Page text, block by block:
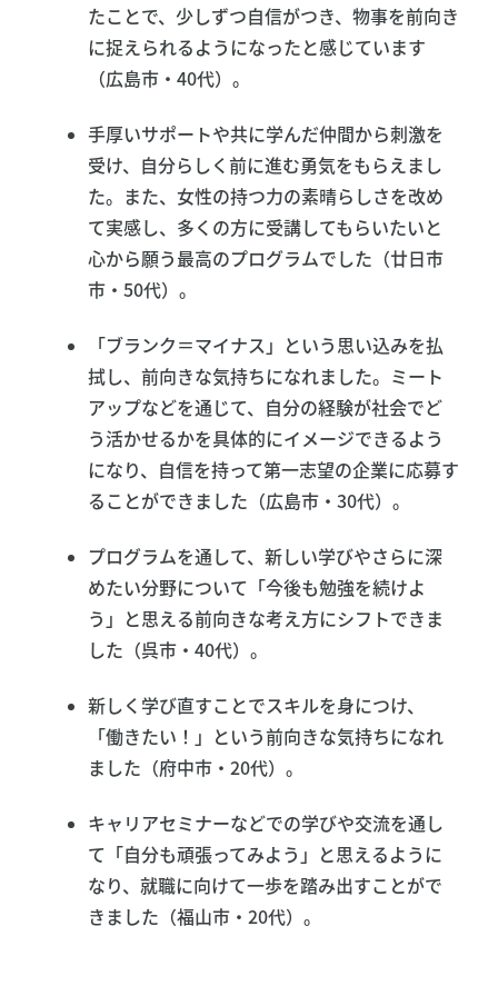
たことで、少しずつ自信がつき、物事を前向き
に捉えられるようになったと感じています
（広島市・40代）。
手厚いサポートや共に学んだ仲間から刺激を
受け、自分らしく前に進む勇気をもらえまし
た。また、女性の持つ力の素晴らしさを改め
て実感し、多くの方に受講してもらいたいと
心から願う最高のプログラムでした（廿日市
市・50代）。
「ブランク＝マイナス」という思い込みを払
拭し、前向きな気持ちになれました。ミート
アップなどを通じて、自分の経験が社会でど
う活かせるかを具体的にイメージできるよう
になり、自信を持って第一志望の企業に応募す
ることができました（広島市・30代）。
プログラムを通して、新しい学びやさらに深
めたい分野について「今後も勉強を続けよ
う」と思える前向きな考え方にシフトできま
した（呉市・40代）。
新しく学び直すことでスキルを身につけ、
「働きたい！」という前向きな気持ちになれ
ました（府中市・20代）。
キャリアセミナーなどでの学びや交流を通し
て「自分も頑張ってみよう」と思えるように
なり、就職に向けて一歩を踏み出すことがで
きました（福山市・20代）。